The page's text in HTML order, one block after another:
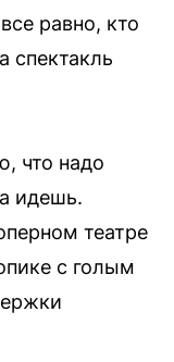
равно, кто
спектакль
что надо
идешь.
театре
с голым